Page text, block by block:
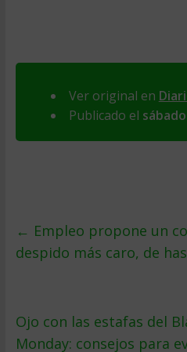
Ver original en
Publicado el
← Empleo propone un
despido más caro, de
Ojo con las estafas del
Monday: consejos para